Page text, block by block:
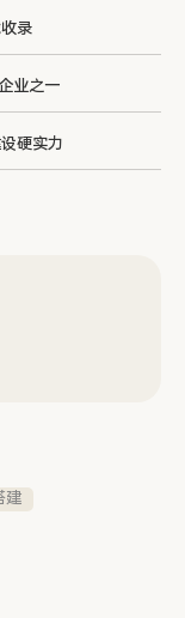
录
业之一
硬实力
建